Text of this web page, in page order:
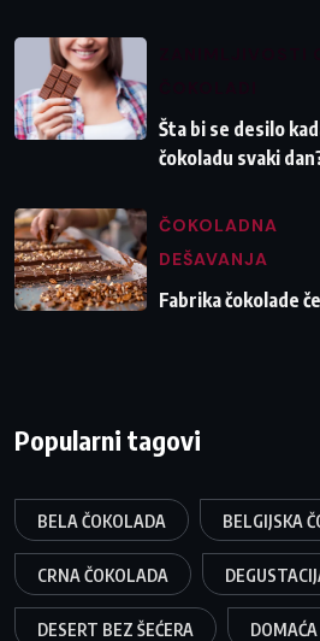
Šta bi se desilo
čokoladu svaki
ČOKOLADNA
DEŠAVANJA
Fabrika čokolade
Popularni tagovi
BELA ČOKOLADA BELGIJSKA
CRNA ČOKOLADA
DESERT BEZ ŠEĆERA